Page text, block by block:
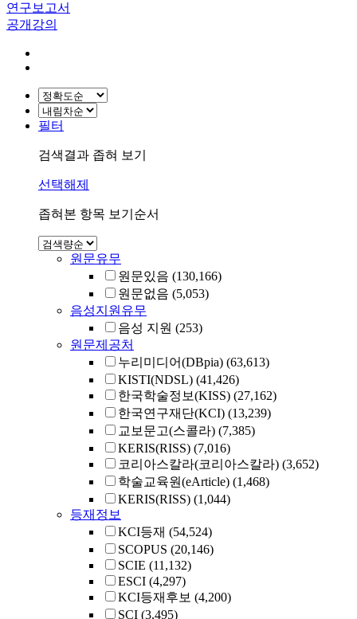
연구보고서
공개강의
필터
검색결과 좁혀 보기
선택해제
좁혀본 항목 보기순서
원문유무
원문있음 (130,166)
원문없음 (5,053)
음성지원유무
음성 지원 (253)
원문제공처
누리미디어(DBpia) (63,613)
KISTI(NDSL) (41,426)
한국학술정보(KISS) (27,162)
한국연구재단(KCI) (13,239)
교보문고(스콜라) (7,385)
KERIS(RISS) (7,016)
코리아스칼라(코리아스칼라) (3,652)
학술교육원(eArticle) (1,468)
KERIS(RISS) (1,044)
등재정보
KCI등재 (54,524)
SCOPUS (20,146)
SCIE (11,132)
ESCI (4,297)
KCI등재후보 (4,200)
SCI (3,495)